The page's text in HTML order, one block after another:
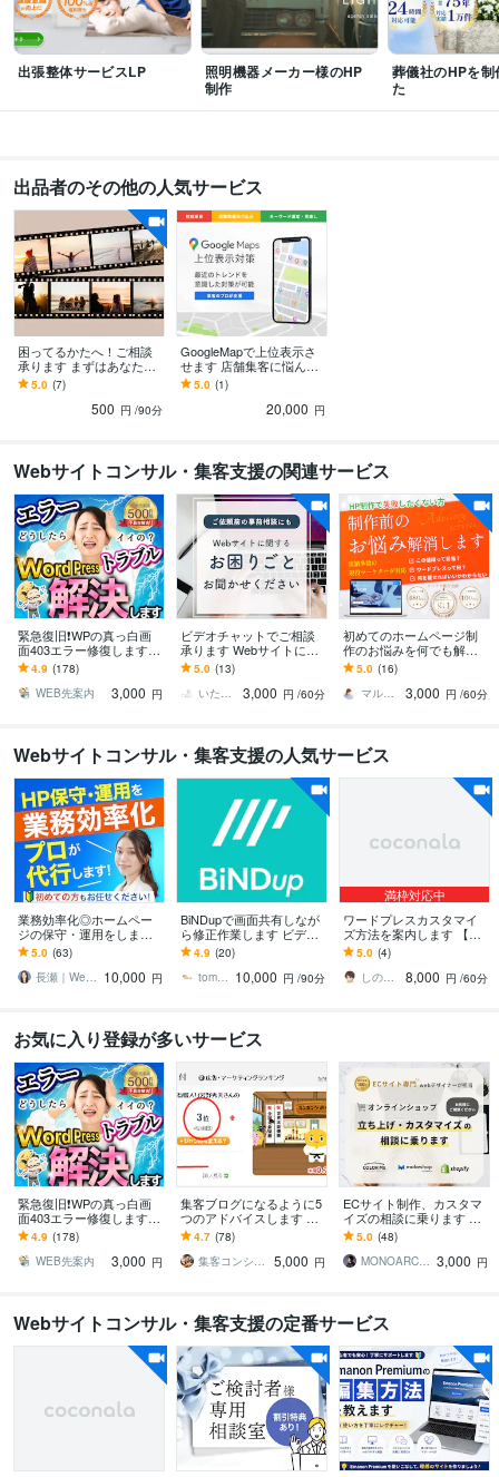
Pages:3年PowerPoint:10年Word:10年BASE:1年EC-CUBE:1年Shopify:2年
STORES:1年
得意分野
コーディング・CMS導入
Web ビジネス ホームページ IT
語学力
英語 ビジネスレベル
出張整体サービスLP
照明機器メーカー様のHP
制作
葬儀社のHPを制
た
出品者のその他の人気サービス
困ってるかたへ！ご相談
承ります まずはあなたの
お悩みお聞かせください
5.0 (7)
500 円 /90分
GoogleMapで上位表示さ
せます 店舗集客に悩んで
いるがまずは何をすれば
よいかわからない方へ
5.0 (1)
20,000 円
Webサイトコンサル・集客支援の関連サービス
緊急復旧❗️WPの真っ白画
面403エラー修復します
事前調査無料｜AI解決不
可の不具合も症状別プラ
ンで即日復旧
4.9 (178)
WEB先案内
3,000 円
ビデオチャットでご相談
承ります Webサイトに関
するお困りごと、お聞か
せください。
5.0 (13)
いたみゆ｜Webサイト制作
3,000 円 /60分
初めてのホームページ制
作のお悩みを何でも解決
します WordPress、LINE
構築、MEO実績80件以上
あり
5.0 (16)
マルタニ_March｜HP制作×マーケタ
3,000 円 /60分
Webサイトコンサル・集客支援の人気サービス
業務効率化◎ホームペー
ジの保守・運用をします
手のかかる保守・運用作
業をプロが代行します！
5.0 (63)
長瀬｜Web制作マーケティング 10,000 円
BiNDupで画面共有しなが
ら修正作業します ビデオ
チャットで画面を見なが
らリアルタイム使い方指
導
4.9 (20)
tomoketto 10,000 円 /90分
満枠対応中
ワードプレスカスタマイ
ズ方法を案内します 【ビ
デオ通話】画面を見なが
ら直接サポート
5.0 (4)
しの｜CV改善Webディレクター
8,000 円 /60分
お気に入り登録が多いサービス
緊急復旧❗️WPの真っ白画
面403エラー修復します
事前調査無料｜AI解決不
可の不具合も症状別プラ
ンで即日復旧
4.9 (178)
WEB先案内
3,000 円
集客ブログになるように5
つのアドバイスします 利
用者満足度95.8％♡あな
たのブログが集客ブログ
に激変！
4.7 (78)
集客コンシェルジュ「宮野秀夫」
5,000 円
ECサイト制作、カスタマ
イズの相談に乗ります カ
ラーミー、MakeShopで現
役ECサイト担当がサポー
ト！
5.0 (48)
MONOARC Inc｜ ECサイト制作 3,000 円
Webサイトコンサル・集客支援の定番サービス